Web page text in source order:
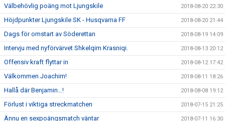
Välbehövlig poäng mot Ljungskile 2018-08-20 22:30
Höjdpunkter Ljungskile SK - Husqvarna FF 2018-08-20 21:44
Dags för omstart av Söderettan 2018-08-19 14:09
Intervju med nyförvärvet Shkelqim Krasniqi. 2018-08-13 20:12
Offensiv kraft flyttar in 2018-08-12 17:42
Välkommen Joachim! 2018-08-11 18:26
Hallå där Benjamin…! 2018-08-08 19:12
Förlust i viktiga streckmatchen 2018-07-15 21:25
Ännu en sexpoängsmatch väntar 2018-07-11 16:30